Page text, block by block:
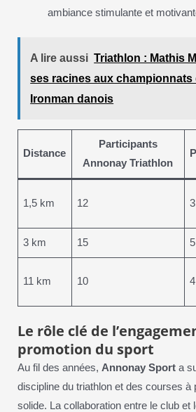
ambiance stimulante et
A lire aussi Triathlon : Mathis
ses racines aux championnats
Ironman danois
Distance
Participants
Annonay Triathlon
1,5 km 12 3
3 km 15 5
11 km 10 4
Le rôle clé de
promotion du sport
Au fil des années, Annonay Sporta
discipline du triathlon et des courses à
solide. La collaboration entre le club et